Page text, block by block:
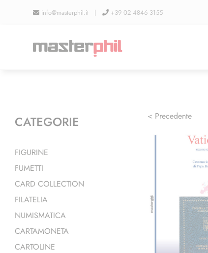
info@masterphil.it | +39 02 4846 3155
< Precedente
CATEGORIE
FIGURINE
FUMETTI
CARD COLLECTION
FILATELIA
NUMISMATICA
CARTAMONETA
CARTOLINE